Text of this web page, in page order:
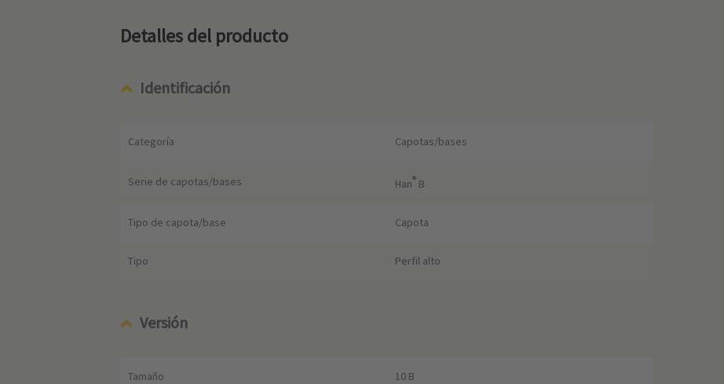
Detalles del producto
Identificación
Categoría Capotas/bases
Serie de capotas/bases Han®B
Tipo de capota/base Capota
Tipo Perfil alto
Versión
Tamaño 10 B